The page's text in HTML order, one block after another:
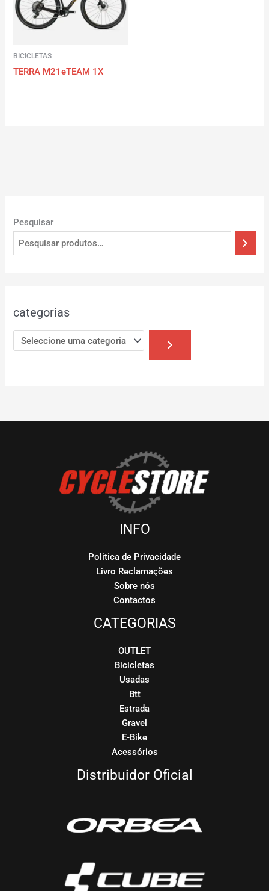
Pesquisar
categorias
BICICLETAS
TERRA M21eTEAM 1X
INFO
Politica de Privacidade
Livro Reclamações
Sobre nós
Contactos
CATEGORIAS
OUTLET
Bicicletas
Usadas
Btt
Estrada
Gravel
E-Bike
Acessórios
Distribuidor Oficial